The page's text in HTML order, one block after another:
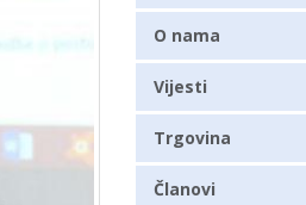
O nama
Vijesti
Trgovina
Članovi